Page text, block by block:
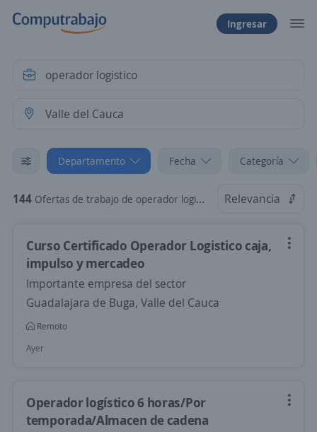
Ingresar
Departamento Fecha Categoría
144 Ofertas de trabajo de operador logistico en Valle del Cauca Relevancia
Curso Certificado Operador Logistico caja,
impulso y mercadeo
Importante empresa del sector
Guadalajara de Buga, Valle del Cauca
Remoto
Ayer
Operador logístico 6 horas/Por
temporada/Almacen de cadena